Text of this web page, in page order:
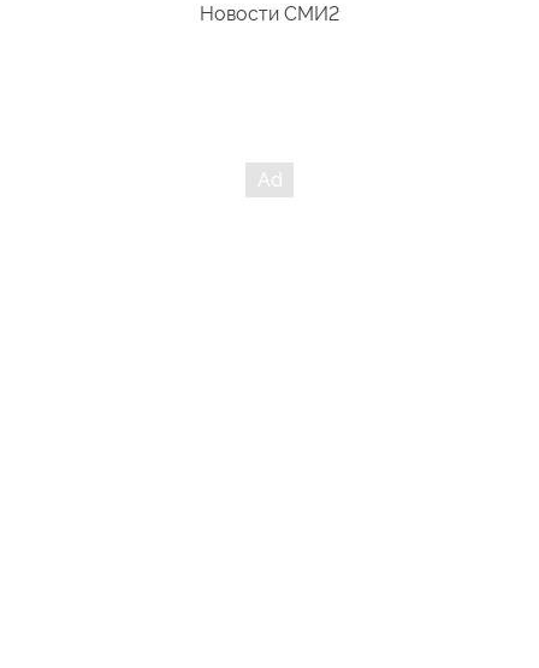
Новости СМИ2